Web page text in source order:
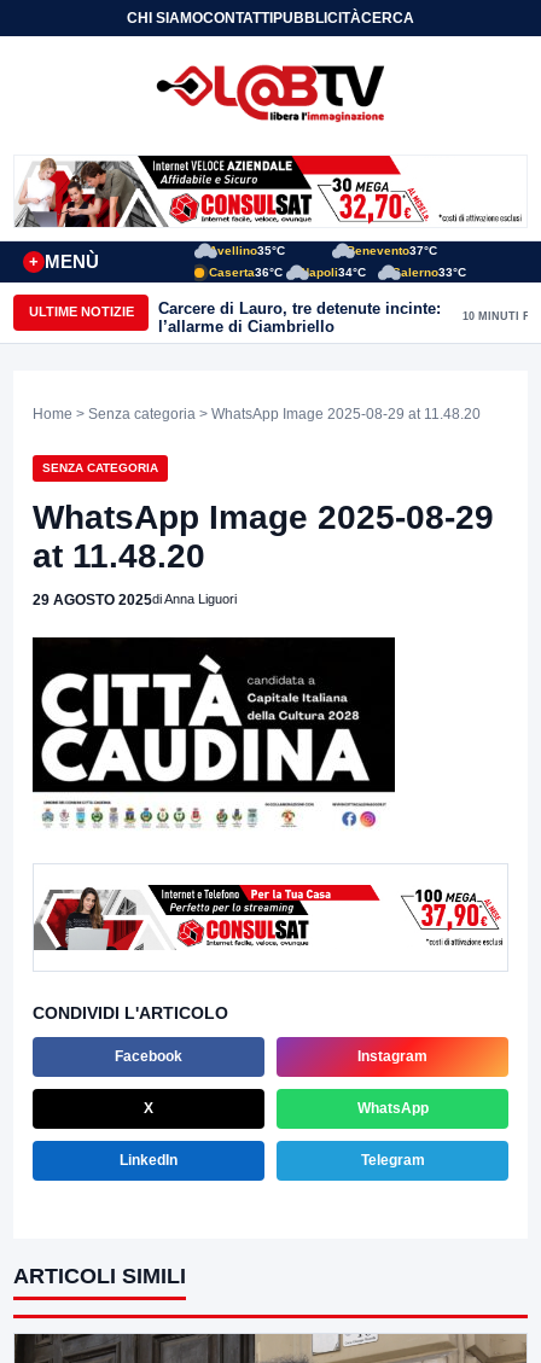
CHI SIAMOCONTATTIPUBBLICITÀCERCA
MENÙ
+
Avellino35°C Benevento37°C
Caserta36°C Napoli34°C Salerno33°C
ULTIME NOTIZIE
Carcere di Lauro, tre detenute incinte:
l’allarme di Ciambriello
10 MINUTI FA
Home > Senza categoria > WhatsApp Image 2025-08-29 at 11.48.20
SENZA CATEGORIA
WhatsApp Image 2025-08-29
at 11.48.20
29 AGOSTO 2025di Anna Liguori
CONDIVIDI L'ARTICOLO
Facebook Instagram
X WhatsApp
LinkedIn Telegram
ARTICOLI SIMILI